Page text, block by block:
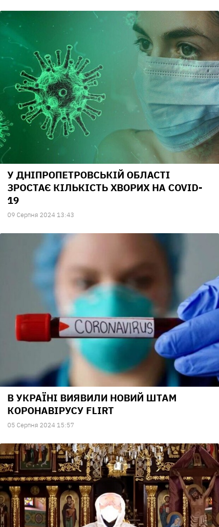
У ДНІПРОПЕТРОВСЬКІЙ ОБЛАСТІ
ЗРОСТАЄ КІЛЬКІСТЬ ХВОРИХ НА COVID-
19
09 Серпня 2024 13:43
В УКРАЇНІ ВИЯВИЛИ НОВИЙ ШТАМ
КОРОНАВІРУСУ FLIRT
05 Серпня 2024 15:57